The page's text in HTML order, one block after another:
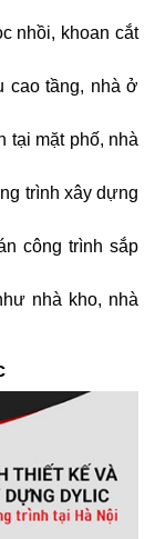
nhồi, khoan cắt
cao tầng, nhà ở
tại mặt phố, nhà
trình xây dựng
công trình sắp
nhà kho, nhà